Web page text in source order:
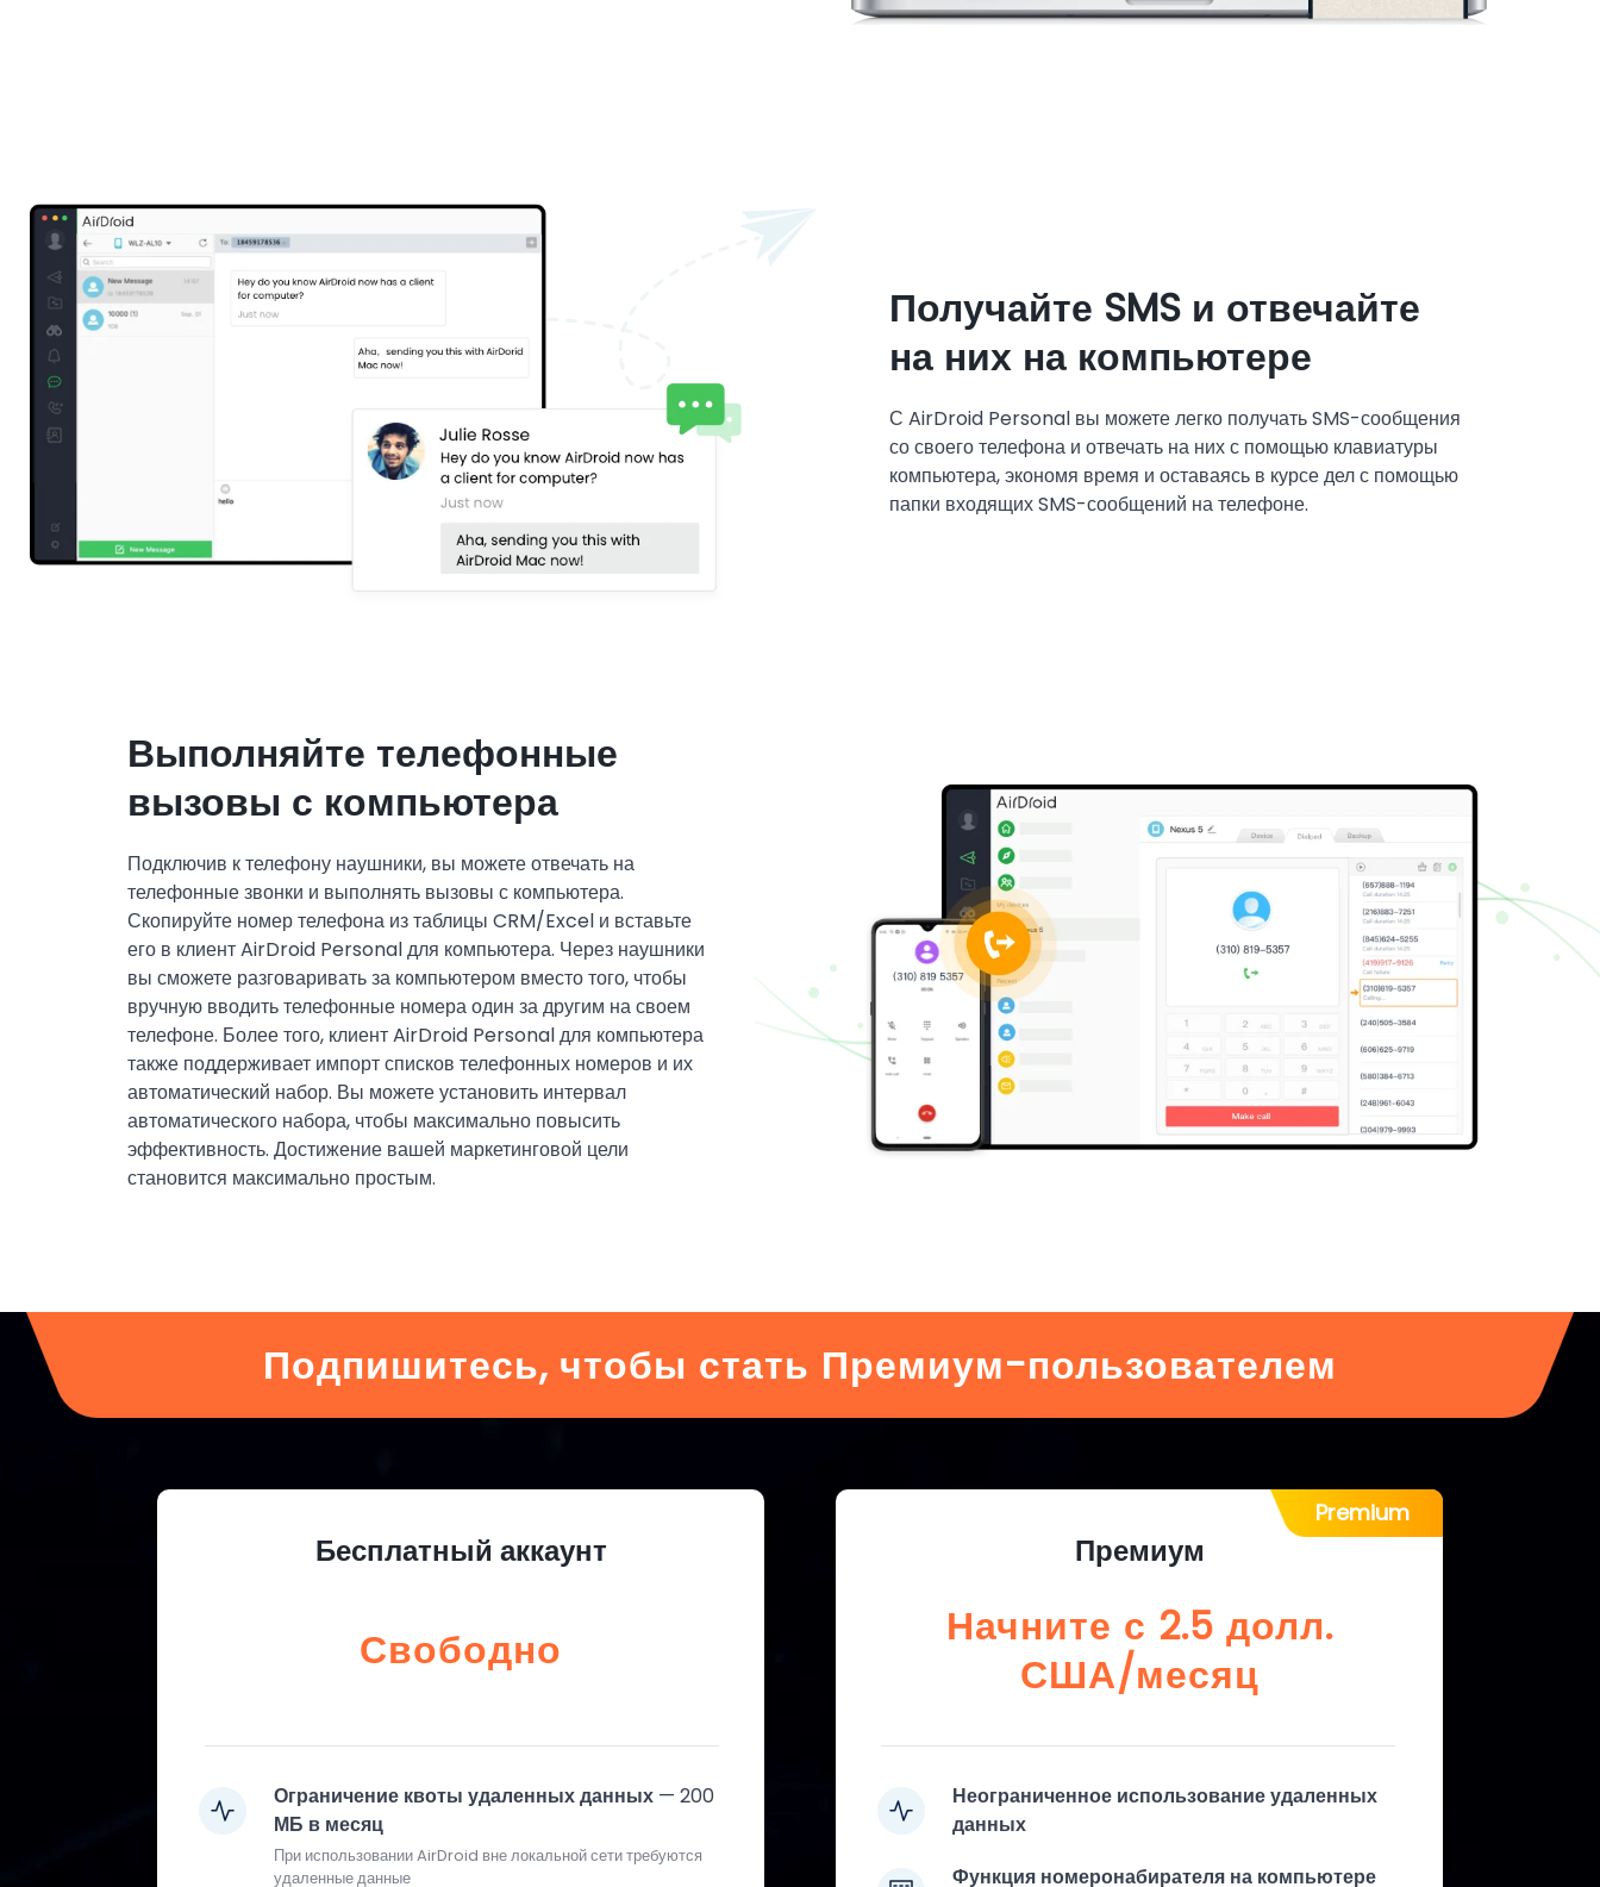
Получайте SMS и отвечайте
на них на компьютере
С AirDroid Personal вы можете легко получать SMS-сообщения
со своего телефона и отвечать на них с помощью клавиатуры
компьютера, экономя время и оставаясь в курсе дел с помощью
папки входящих SMS-сообщений на телефоне.
Выполняйте телефонные
вызовы с компьютера
Подключив к телефону наушники, вы можете отвечать на
телефонные звонки и выполнять вызовы с компьютера.
Скопируйте номер телефона из таблицы CRM/Excel и вставьте
его в клиент AirDroid Personal для компьютера. Через наушники
вы сможете разговаривать за компьютером вместо того, чтобы
вручную вводить телефонные номера один за другим на своем
телефоне. Более того, клиент AirDroid Personal для компьютера
также поддерживает импорт списков телефонных номеров и их
автоматический набор. Вы можете установить интервал
автоматического набора, чтобы максимально повысить
эффективность. Достижение вашей маркетинговой цели
становится максимально простым.
Подпишитесь, чтобы стать Премиум-пользователем
Бесплатный аккаунт
Premium
Премиум
Свободно Начните с 2.5 долл.
США/месяц
Ограничение квоты удаленных данных — 200
МБ в месяц
При использовании AirDroid вне локальной сети требуются
удаленные данные
Неограниченное использование удаленных
данных
Функция номеронабирателя на компьютере